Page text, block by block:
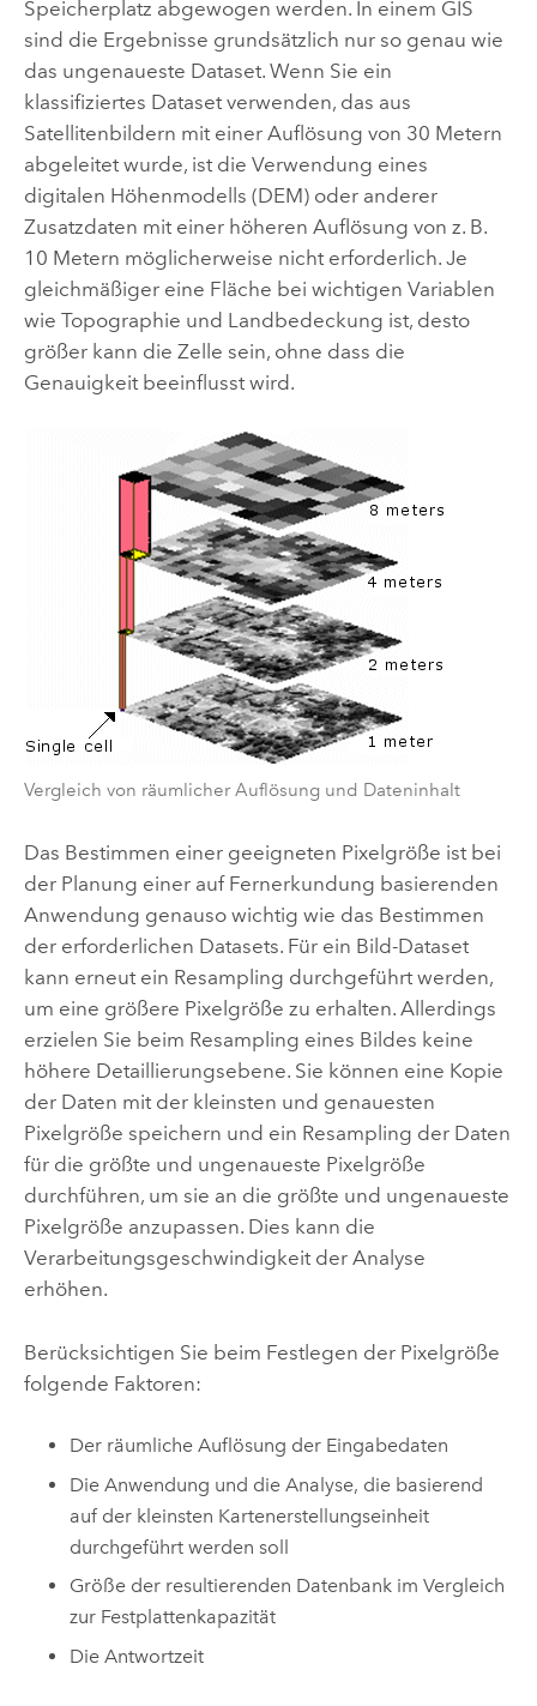
Speicherplatz abgewogen werden. In einem GIS
sind die Ergebnisse grundsätzlich nur so genau wie
das ungenaueste Dataset. Wenn Sie ein
klassifiziertes Dataset verwenden, das aus
Satellitenbildern mit einer Auflösung von 30 Metern
abgeleitet wurde, ist die Verwendung eines
digitalen Höhenmodells (DEM) oder anderer
Zusatzdaten mit einer höheren Auflösung von z. B.
10 Metern möglicherweise nicht erforderlich. Je
gleichmäßiger eine Fläche bei wichtigen Variablen
wie Topographie und Landbedeckung ist, desto
größer kann die Zelle sein, ohne dass die
Genauigkeit beeinflusst wird.
Vergleich von räumlicher Auflösung und Dateninhalt
Das Bestimmen einer geeigneten Pixelgröße ist bei
der Planung einer auf Fernerkundung basierenden
Anwendung genauso wichtig wie das Bestimmen
der erforderlichen Datasets. Für ein Bild-Dataset
kann erneut ein Resampling durchgeführt werden,
um eine größere Pixelgröße zu erhalten. Allerdings
erzielen Sie beim Resampling eines Bildes keine
höhere Detaillierungsebene. Sie können eine Kopie
der Daten mit der kleinsten und genauesten
Pixelgröße speichern und ein Resampling der Daten
für die größte und ungenaueste Pixelgröße
durchführen, um sie an die größte und ungenaueste
Pixelgröße anzupassen. Dies kann die
Verarbeitungsgeschwindigkeit der Analyse
erhöhen.
Berücksichtigen Sie beim Festlegen der Pixelgröße
folgende Faktoren:
Der räumliche Auflösung der Eingabedaten
Die Anwendung und die Analyse, die basierend
auf der kleinsten Kartenerstellungseinheit
durchgeführt werden soll
Größe der resultierenden Datenbank im Vergleich
zur Festplattenkapazität
Die Antwortzeit